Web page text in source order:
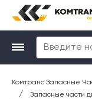
Комтранс Запасные
/ Запасные части